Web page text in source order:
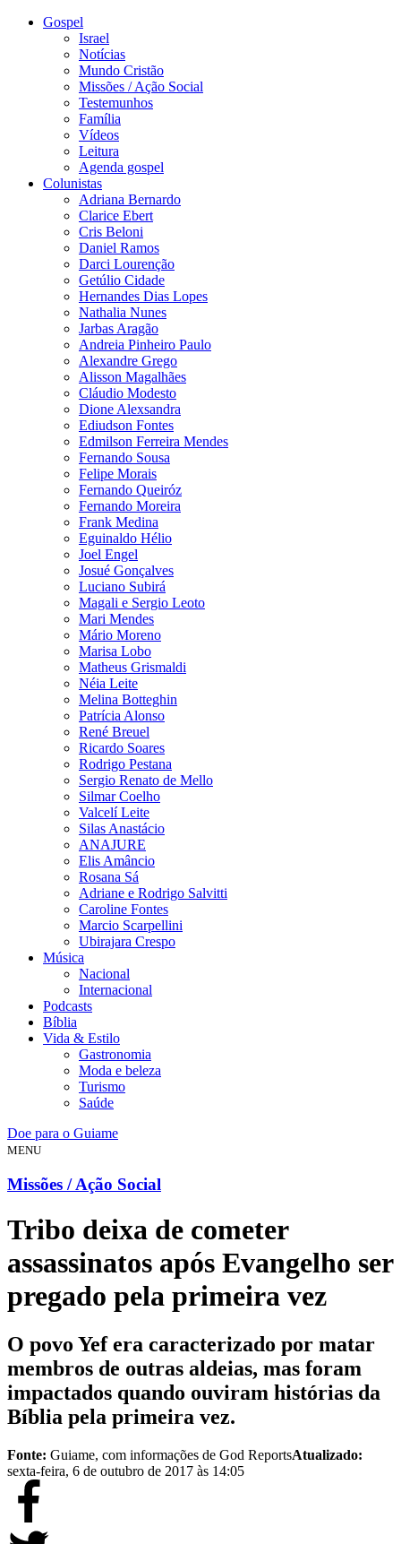
Gospel
Israel
Notícias
Mundo Cristão
Missões / Ação Social
Testemunhos
Família
Vídeos
Leitura
Agenda gospel
Colunistas
Adriana Bernardo
Clarice Ebert
Cris Beloni
Daniel Ramos
Darci Lourenção
Getúlio Cidade
Hernandes Dias Lopes
Nathalia Nunes
Jarbas Aragão
Andreia Pinheiro Paulo
Alexandre Grego
Alisson Magalhães
Cláudio Modesto
Dione Alexsandra
Ediudson Fontes
Edmilson Ferreira Mendes
Fernando Sousa
Felipe Morais
Fernando Queiróz
Fernando Moreira
Frank Medina
Eguinaldo Hélio
Joel Engel
Josué Gonçalves
Luciano Subirá
Magali e Sergio Leoto
Mari Mendes
Mário Moreno
Marisa Lobo
Matheus Grismaldi
Néia Leite
Melina Botteghin
Patrícia Alonso
René Breuel
Ricardo Soares
Rodrigo Pestana
Sergio Renato de Mello
Silmar Coelho
Valcelí Leite
Silas Anastácio
ANAJURE
Elis Amâncio
Rosana Sá
Adriane e Rodrigo Salvitti
Caroline Fontes
Marcio Scarpellini
Ubirajara Crespo
Música
Nacional
Internacional
Podcasts
Bíblia
Vida & Estilo
Gastronomia
Moda e beleza
Turismo
Saúde
Doe para o Guiame
MENU
Missões / Ação Social
Tribo deixa de cometer
assassinatos após Evangelho ser
pregado pela primeira vez
O povo Yef era caracterizado por matar
membros de outras aldeias, mas foram
impactados quando ouviram histórias da
Bíblia pela primeira vez.
Fonte: Guiame, com informações de God ReportsAtualizado:
sexta-feira, 6 de outubro de 2017 às 14:05